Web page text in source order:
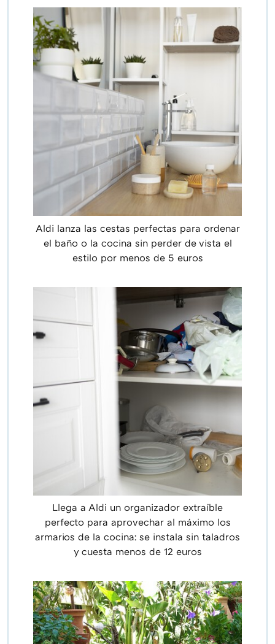
Aldi lanza las cestas perfectas para ordenar
el baño o la cocina sin perder de vista el
estilo por menos de 5 euros
Llega a Aldi un organizador extraíble
perfecto para aprovechar al máximo los
armarios de la cocina: se instala sin taladros
y cuesta menos de 12 euros